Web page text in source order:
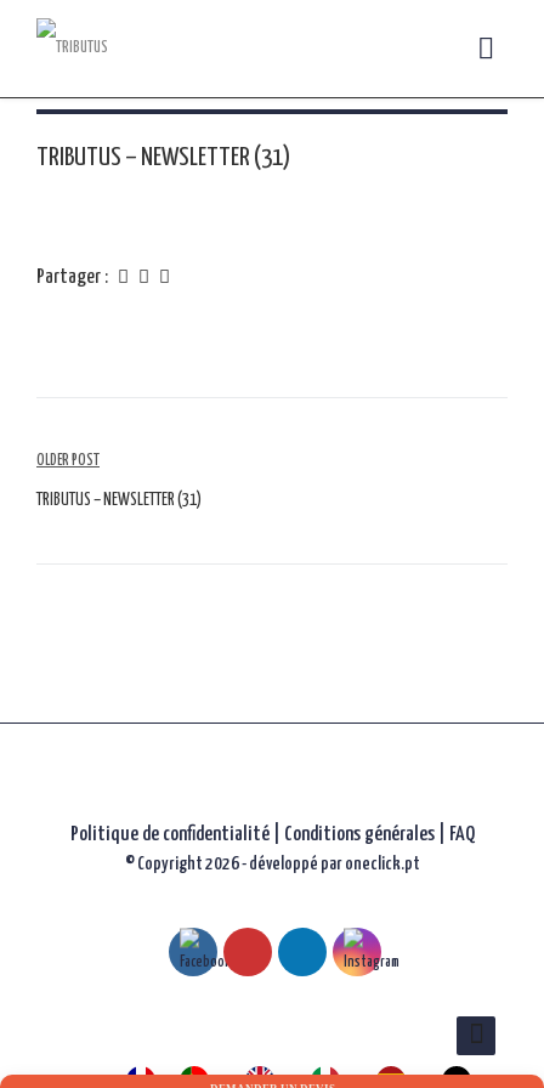
TRIBUTUS – NEWSLETTER (31)
Partager :
Navigation
parmi
OLDER POST
TRIBUTUS – NEWSLETTER (31)
Politique de confidentialité| Conditions générales | FAQ
© Copyright 2026 - développé par oneclick.pt